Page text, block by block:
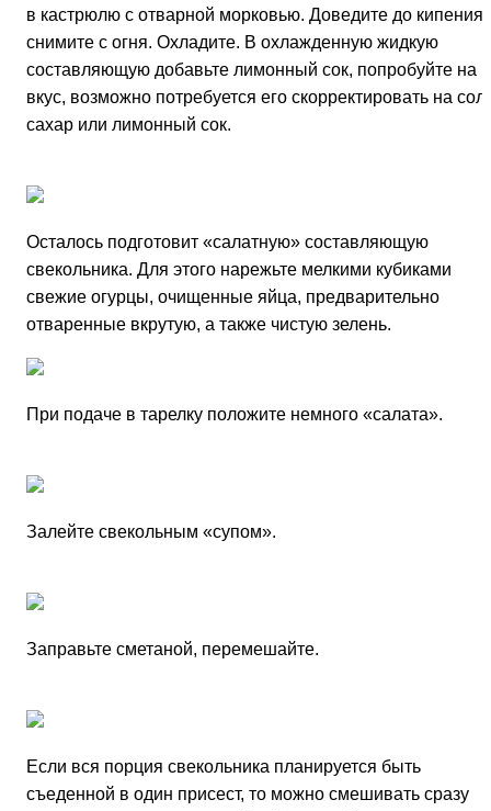
в кастрюлю с отварной морковью. Доведите до кипения
снимите с огня. Охладите. В охлажденную жидкую
составляющую добавьте лимонный сок, попробуйте на
вкус, возможно потребуется его скорректировать на
сахар или лимонный сок.
Осталось подготовит «салатную» составляющую
свекольника. Для этого нарежьте мелкими кубиками
свежие огурцы, очищенные яйца, предварительно
отваренные вкрутую, а также чистую зелень.
При подаче в тарелку положите немного «салата».
Залейте свекольным «супом».
Заправьте сметаной, перемешайте.
Если вся порция свекольника планируется быть
съеденной в один присест, то можно смешивать сразу